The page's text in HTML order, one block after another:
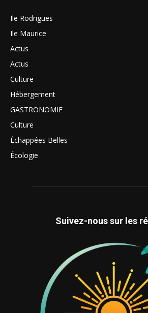
Ile Rodrigues
Ile Maurice
Actus
Actus
Culture
Hébergement
GASTRONOMIE
Culture
Échappées Belles
Écologie
Suivez-nous sur les